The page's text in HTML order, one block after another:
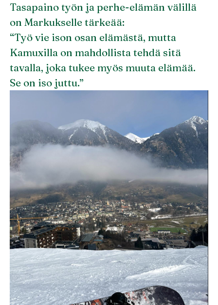
Tasapaino työn ja perhe-elämän välillä
on Markukselle tärkeää:
“Työ vie ison osan elämästä, mutta
Kamuxilla on mahdollista tehdä sitä
tavalla, joka tukee myös muuta elämää.
Se on iso juttu.”